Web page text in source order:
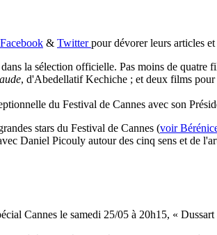
& Twitterpour dévorer leurs articles
la sélection officielle. Pas moins de quatre
, d'Abedellatif Kechiche ; et deux films pour
du Festival de Cannes avec son
stars du Festival de Cannes (voir
Daniel Picouly autour des cinq sens et de
Cannes le samedi 25/05 à 20h15, «